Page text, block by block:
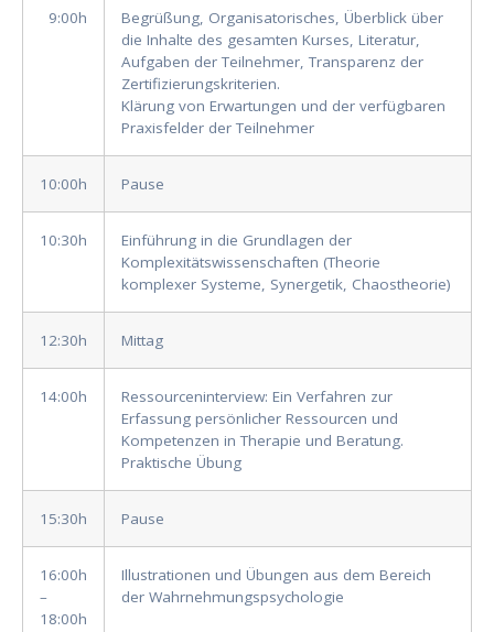
9:00h
Begrüßung, Organisatorisches, Überblick über
die Inhalte des gesamten Kurses, Literatur,
Aufgaben der Teilnehmer, Transparenz der
Zertifizierungskriterien.
Klärung von Erwartungen und der verfügbaren
Praxisfelder der Teilnehmer
10:00h Pause
10:30h
Einführung in die Grundlagen der
Komplexitätswissenschaften (Theorie
komplexer Systeme, Synergetik, Chaostheorie)
12:30h Mittag
14:00h
Ressourceninterview: Ein Verfahren zur
Erfassung persönlicher Ressourcen und
Kompetenzen in Therapie und Beratung.
Praktische Übung
15:30h Pause
16:00h
–
18:00h
Illustrationen und Übungen aus dem Bereich
der Wahrnehmungspsychologie